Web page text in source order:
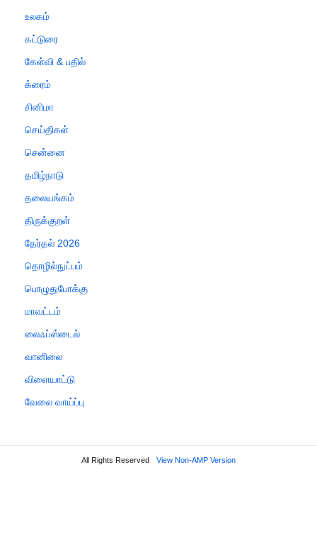
உலகம்
கட்டுரை
கேள்வி & பதில்
க்ரைம்
சினிமா
செய்திகள்
சென்னை
தமிழ்நாடு
தலையங்கம்
திருக்குறள்
தேர்தல் 2026
தொழில்நுட்பம்
பொழுதுபோக்கு
மாவட்டம்
லைஃப்ஸ்டைல்
வானிலை
விளையாட்டு
வேலை வாய்ப்பு
All Rights Reserved View Non-AMP Version